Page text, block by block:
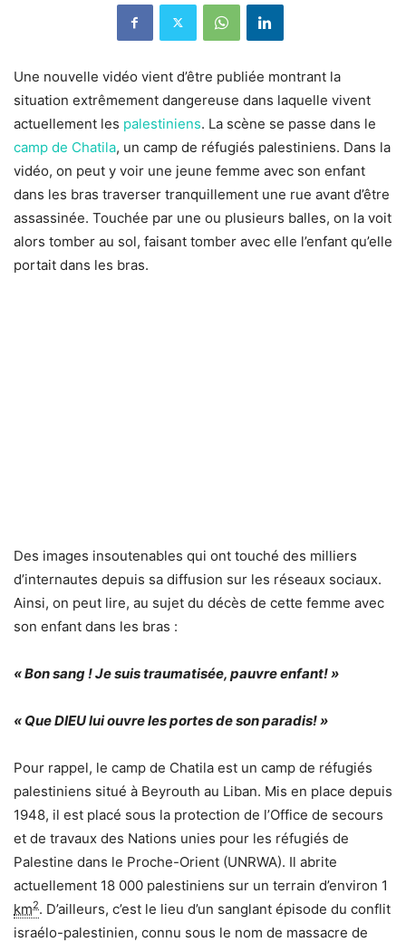
Une nouvelle vidéo vient d’être publiée montrant la
situation extrêmement dangereuse dans laquelle vivent
actuellement les palestiniens. La scène se passe dans le
camp de Chatila, un camp de réfugiés palestiniens. Dans la
vidéo, on peut y voir une jeune femme avec son enfant
dans les bras traverser tranquillement une rue avant d’être
assassinée. Touchée par une ou plusieurs balles, on la voit
alors tomber au sol, faisant tomber avec elle l’enfant qu’elle
portait dans les bras.
Des images insoutenables qui ont touché des milliers
d’internautes depuis sa diffusion sur les réseaux sociaux.
Ainsi, on peut lire, au sujet du décès de cette femme avec
son enfant dans les bras :
« Bon sang ! Je suis traumatisée, pauvre enfant! »
« Que DIEU lui ouvre les portes de son paradis! »
Pour rappel, le camp de Chatila est un camp de réfugiés
palestiniens situé à Beyrouth au Liban. Mis en place depuis
1948, il est placé sous la protection de l’Office de secours
et de travaux des Nations unies pour les réfugiés de
Palestine dans le Proche-Orient (UNRWA). Il abrite
actuellement 18 000 palestiniens sur un terrain d’environ 1
km2. D’ailleurs, c’est le lieu d’un sanglant épisode du conflit
israélo-palestinien, connu sous le nom de massacre de